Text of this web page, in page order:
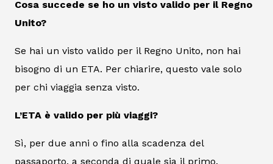
Cosa succede se ho un visto valido per il Regno
Unito?
Se hai un visto valido per il Regno Unito, non hai
bisogno di un ETA. Per chiarire, questo vale solo
per chi viaggia senza visto.
L’ETA è valido per più viaggi?
Sì, per due anni o fino alla scadenza del
passaporto, a seconda di quale sia il primo.